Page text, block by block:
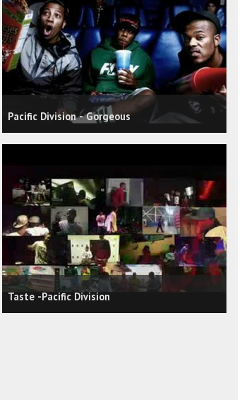
Pacific Division - Gorgeous
Taste -Pacific Division